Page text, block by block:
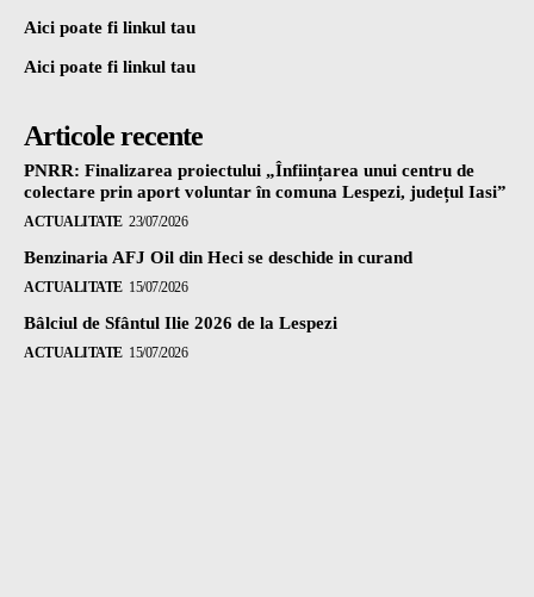
Aici poate fi linkul tau
Aici poate fi linkul tau
Articole recente
PNRR: Finalizarea proiectului „Înființarea unui centru de
colectare prin aport voluntar în comuna Lespezi, județul Iasi”
ACTUALITATE 23/07/2026
Benzinaria AFJ Oil din Heci se deschide in curand
ACTUALITATE 15/07/2026
Bâlciul de Sfântul Ilie 2026 de la Lespezi
ACTUALITATE 15/07/2026